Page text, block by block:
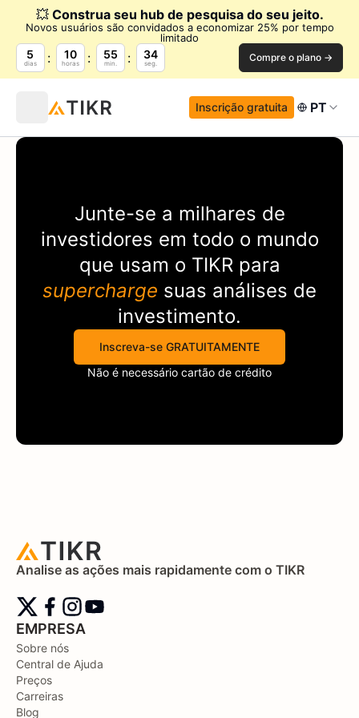
💥 Construa seu hub de pesquisa do seu jeito.
Novos usuários são convidados a economizar 25% por tempo
limitado
5
dias
10
horas
55
min.
34
seg. Compre o plano →
Inscrição gratuita PT
Junte-se a milhares de
investidores em todo o mundo
que usam o TIKRpara
supercharge suas análises de
investimento.
Inscreva-se GRATUITAMENTE
Não é necessário cartão de crédito
Analise as ações mais rapidamente com o TIKR
EMPRESA
Sobre nós
Central de Ajuda
Preços
Carreiras
Blog